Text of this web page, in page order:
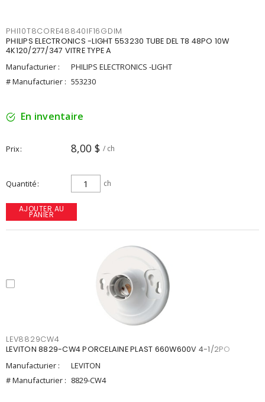
PHI10T8CORE48840IF16GDIM
PHILIPS ELECTRONICS -LIGHT 553230 TUBE DEL T8 48PO 10W
4K120/277/347 VITRE TYPE A
Manufacturier :
PHILIPS ELECTRONICS -LIGHT
# Manufacturier : 553230
En inventaire
Prix 8,00 $ / ch
Quantité ch
AJOUTER AU
PANIER
LEV8829CW4
LEVITON 8829-CW4 PORCELAINE PLAST 660W600V 4-1/2PO
Manufacturier :
LEVITON
# Manufacturier : 8829-CW4